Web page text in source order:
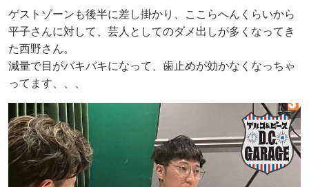
ゲストゾーンも後半に差し掛かり、ここらへんくらいから
平子さんに対して、芸人としてのダメ出しが多くなってき
た西野さん。
減量で目がバキバキになって、歯止めが効かなくなっちゃ
ってます、、、